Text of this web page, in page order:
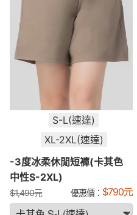
S-L(速達)
XL-2XL(速達)
-3度冰柔休閒短褲(卡其色
中性S-2XL)
$1,490元 優惠價： $790元